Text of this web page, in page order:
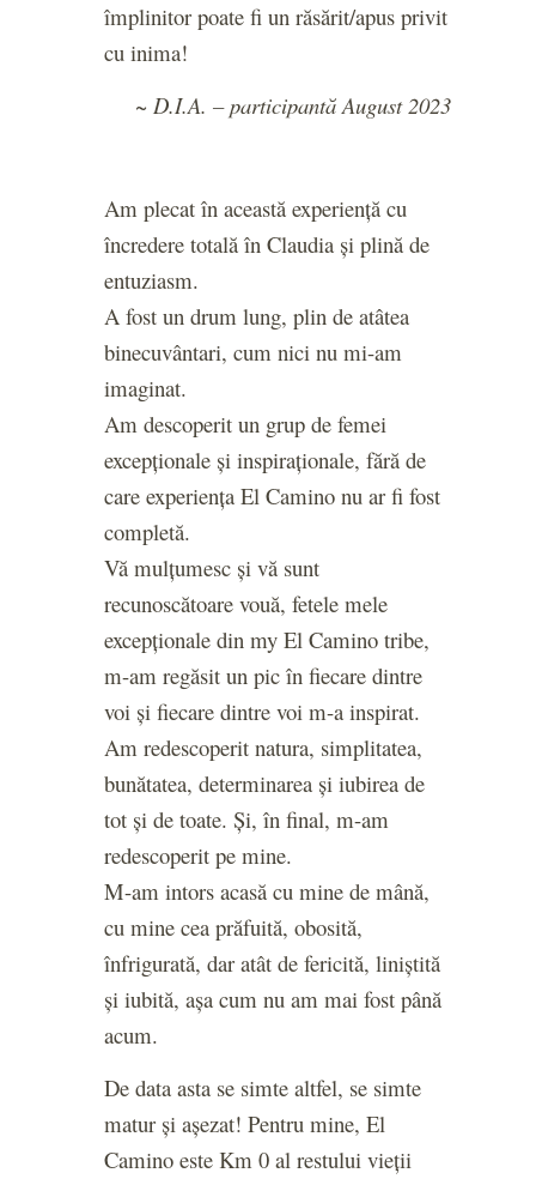
împlinitor poate fi un răsărit/apus privit
cu inima!
~ D.I.A. – participantă August 2023
Am plecat în această experiență cu
încredere totală în Claudia și plină de
entuziasm.
A fost un drum lung, plin de atâtea
binecuvântari, cum nici nu mi-am
imaginat.
Am descoperit un grup de femei
excepționale și inspiraționale, fără de
care experiența El Camino nu ar fi fost
completă.
Vă mulțumesc și vă sunt
recunoscătoare vouă, fetele mele
excepționale din my El Camino tribe,
m-am regăsit un pic în fiecare dintre
voi și fiecare dintre voi m-a inspirat.
Am redescoperit natura, simplitatea,
bunătatea, determinarea și iubirea de
tot și de toate. Și, în final, m-am
redescoperit pe mine.
M-am intors acasă cu mine de mână,
cu mine cea prăfuită, obosită,
înfrigurată, dar atât de fericită, liniștită
și iubită, așa cum nu am mai fost până
acum.
De data asta se simte altfel, se simte
matur și așezat! Pentru mine, El
Camino este Km 0 al restului vieții